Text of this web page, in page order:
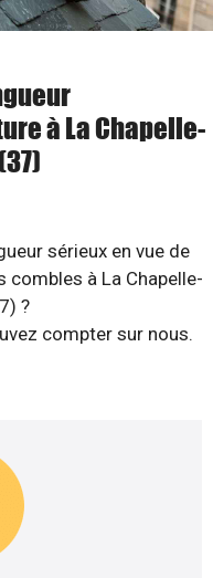
à La Chapelle-
sérieux en vue de
à La Chapelle-
?
compter sur nous.